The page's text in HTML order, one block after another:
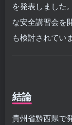
を発表しました
な安全講習会を
も検討されてい
結論
貴州省黔西県で